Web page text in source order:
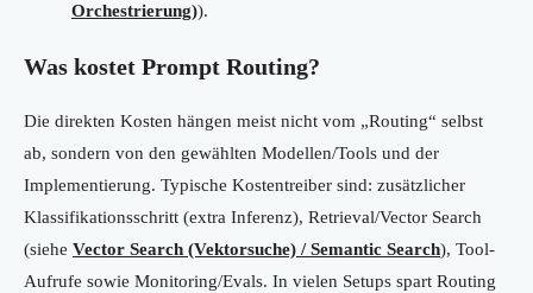
Orchestrierung)).
Was kostet Prompt Routing?
Die direkten Kosten hängen meist nicht vom „Routing“ selbst
ab, sondern von den gewählten Modellen/Tools und der
Implementierung. Typische Kostentreiber sind: zusätzlicher
Klassifikationsschritt (extra Inferenz), Retrieval/Vector Search
(siehe Vector Search (Vektorsuche) / Semantic Search), Tool-
Aufrufe sowie Monitoring/Evals. In vielen Setups spart Routing